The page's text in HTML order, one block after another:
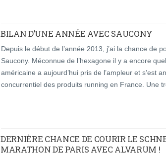
BILAN D’UNE ANNÉE AVEC SAUCONY
Depuis le début de l’année 2013, j’ai la chance de
Saucony. Méconnue de l’hexagone il y a encore
américaine a aujourd’hui pris de l’ampleur et s’est
concurrentiel des produits running en France. Une
DERNIÈRE CHANCE DE COURIR LE
MARATHON DE PARIS AVEC ALVARUM !